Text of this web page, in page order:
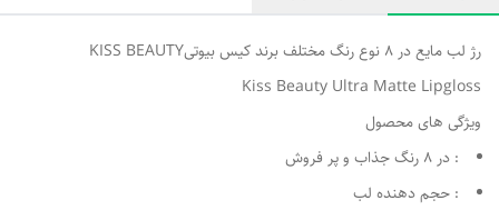
رژ لب مایع در 8 نوع رنگ مختلف برند کیس بیوتیKISS BEAUTY
Kiss Beauty Ultra Matte Lipgloss
ویژگی های محصول
: در 8 رنگ‌ جذاب و پر فروش
: حجم دهنده لب